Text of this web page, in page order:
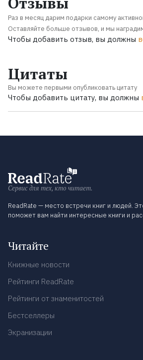
Раз в месяц дарим подарки самому
Оставляйте больше отзывов, и мы
Чтобы добавить отзыв, вы должны
Цитаты
Вы можете первыми опубликовать цитату
Чтобы добавить цитату, вы должны
Сервис для тех, кто читает.
ReadRate — место встречи книг и людей.
поможет вам найти интересные книги и
Читайте
Книжные новости
Рейтинги ReadRate
Рейтинги от знаменитостей
Бестселлеры
Экранизации